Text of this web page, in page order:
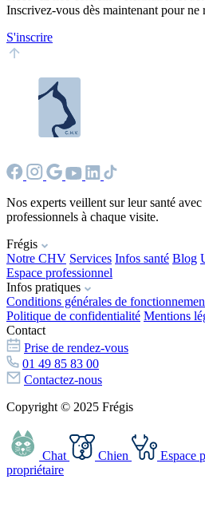
Inscrivez-vous dès maintenant pour ne
S'inscrire
Nos experts veillent sur leur santé avec
professionnels à chaque visite.
Frégis
Notre CHV Services Infos santé Blog
Espace professionnel
Infos pratiques
Conditions générales de
Politique de confidentialité Mentions
Contact
Prise de rendez-vous
01 49 85 83 00
Contactez-nous
Copyright © 2025 Frégis
Chat Chien Espace
propriétaire